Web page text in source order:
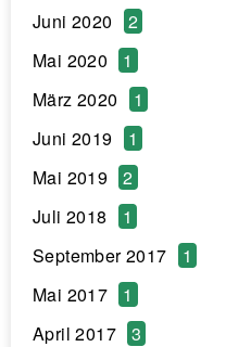
Juni 2020
2
Mai 2020
1
März 2020
1
Juni 2019
1
Mai 2019
2
Juli 2018
1
September 2017
1
Mai 2017
1
April 2017
3